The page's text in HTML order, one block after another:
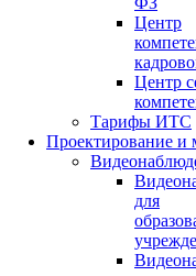
Центр
Центр
Тарифы ИТС
Проектирование и
для